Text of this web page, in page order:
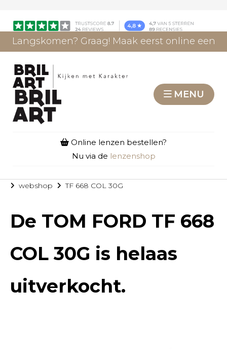
Langskomen? Graag! Maak eerst online een
MENU
Online lenzen bestellen?
Nu via de lenzenshop
webshop TF 668 COL 30G
De TOM FORD TF 668
COL 30G is helaas
uitverkocht.